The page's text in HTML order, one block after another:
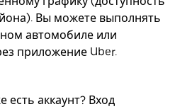
Вы можете выполнять
автомобиле или
приложение Uber.
есть аккаунт? Вход